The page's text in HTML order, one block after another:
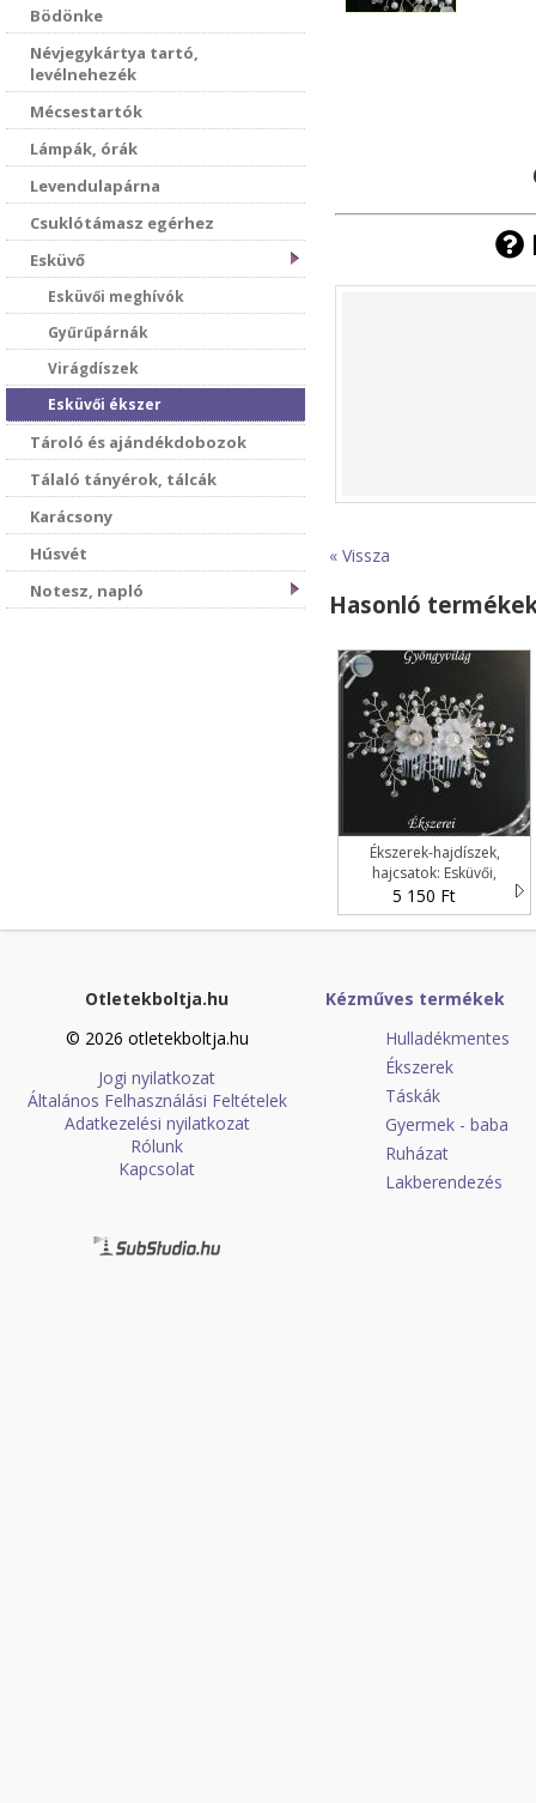
Bödönke
Névjegykártya tartó,
levélnehezék
Mécsestartók
Lámpák, órák
Levendulapárna
Csuklótámasz egérhez
Esküvő
Esküvői meghívók
Gyűrűpárnák
Virágdíszek
Esküvői ékszer
Tároló és ajándékdobozok
Tálaló tányérok, tálcák
Karácsony
Húsvét
Notesz, napló
« Vissza
Hasonló
Ékszerek-hajdíszek,
hajcsatok: Esküvői,
menyasszonyi, alkalmi
hajdísz S-H-FÉ13e
5 150 Ft
Otletekboltja.hu
© 2026 otletekboltja.hu
Jogi nyilatkozat
Általános Felhasználási Feltételek
Adatkezelési nyilatkozat
Rólunk
Kapcsolat
Kézműves termékek
Hulladékmentes
Ékszerek
Táskák
Gyermek - baba
Ruházat
Lakberendezés